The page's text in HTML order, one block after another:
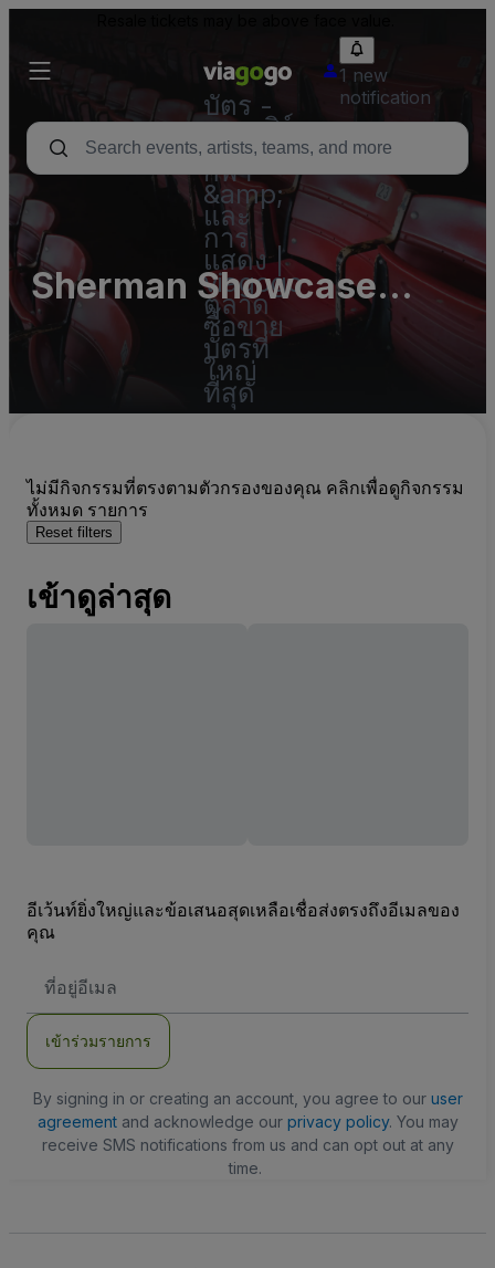
บัตร -
คอนเสิร์ต
บัตร
กีฬา
&amp;
และ
การ
แสดง |
viagogo
ตลาด
ซื้อขาย
บัตรที่
ใหญ่
ที่สุด
1 new
notification
Sherman Showcase
Parking Lots (InActive)
ไม่มีกิจกรรมที่ตรงตามตัวกรองของคุณ คลิกเพื่อดูกิจกรรม
ทั้งหมด รายการ
Reset filters
เข้าดูล่าสุด
อีเว้นท์ยิ่งใหญ่และข้อเสนอสุดเหลือเชื่อส่งตรงถึงอีเมลของ
คุณ
อยู่
เข้าร่วมรายการ
By signing in or creating an account, you agree to our user
agreementand acknowledge our privacy policy. You may
receive SMS notifications from us and can opt out at any
time.